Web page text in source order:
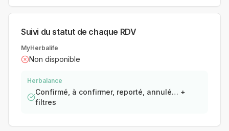
Suivi du statut de chaque RDV
MyHerbalife
Non disponible
Herbalance
Confirmé, à confirmer, reporté, annulé… +
filtres